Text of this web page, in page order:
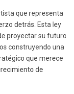
que representa
detrás. Esta ley
proyectar su futuro
construyendo una
que merece
de